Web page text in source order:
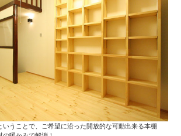
いうことで、ご希望に沿った開放的な可動出来る本棚